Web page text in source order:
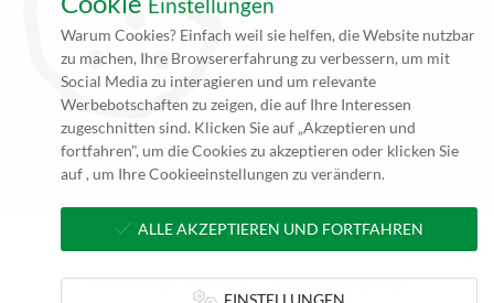
*Alle Angebote auf unseren Seiten gelten ausschließlich für
Gewerbetreibende. Alle Preisangaben auf unseren Seiten verstehen
sich daher (rein netto, zzgl. 19% MwSt.) und Versandkosten. Falls
nicht angegeben beträgt die Lieferzeit innerhalb Deutschlands ca. 4
bis 5 Werktage (5 bis 10 Werktage per Spedition) nach
Zahlungseingang und Erhalt der druckfertigen Daten.
**zzgl. Versandkosten
© 2026 NBD 24 GmbH
Warum Cookies? Einfach weil sie helfen, die Website nutzbar
zu machen, Ihre Browsererfahrung zu verbessern, um mit
Social Media zu interagieren und um relevante
Werbebotschaften zu zeigen, die auf Ihre Interessen
zugeschnitten sind. Klicken Sie auf „Akzeptieren und
fortfahren", um die Cookies zu akzeptieren oder klicken Sie
auf , um Ihre Cookieeinstellungen zu verändern.
ALLE AKZEPTIEREN UND FORTFAHREN
EINSTELLUNGEN